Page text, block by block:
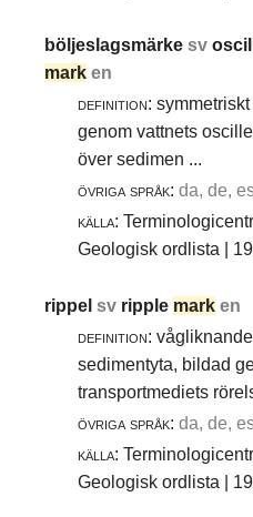
böljeslagsmärkesv
mark en
definition:
genom vattnets
över sedimen ...
övriga språk: da, de,
källa:
Geologisk ordlista |
rippelsv ripple mark en
definition:
sedimentyta, bildad
transportmediets
övriga språk: da, de,
källa:
Geologisk ordlista |